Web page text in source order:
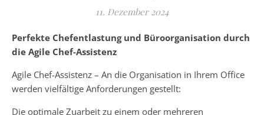
11. Dezember 2024
Perfekte Chefentlastung und Büroorganisation durch
die Agile Chef-Assistenz
Agile Chef-Assistenz – An die Organisation in Ihrem Office
werden vielfältige Anforderungen gestellt:
Die optimale Zuarbeit zu einem oder mehreren